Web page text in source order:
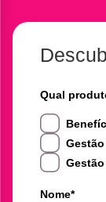
Qual
Nome*